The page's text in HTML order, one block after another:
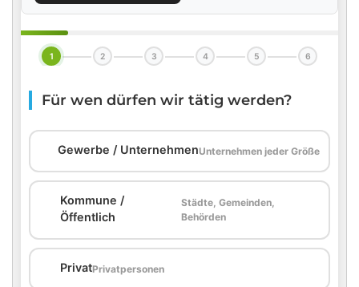
1 2 3 4 5 6
Für wen dürfen wir tätig werden?
Gewerbe / UnternehmenUnternehmen jeder Größe
Kommune /
Öffentlich
Städte, Gemeinden,
Behörden
PrivatPrivatpersonen